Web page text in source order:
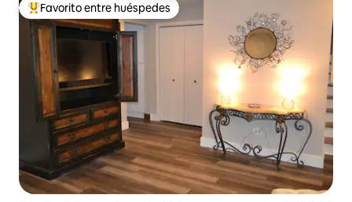
De los mejores en Favorito entre huéspedes
Favorito entre huéspedes